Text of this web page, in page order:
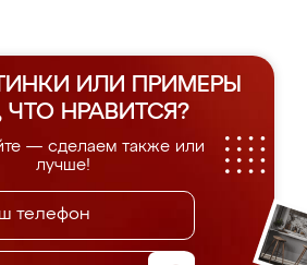
ИЛИ ПРИМЕРЫ
ЧТО НРАВИТСЯ?
— сделаем также или
лучше!